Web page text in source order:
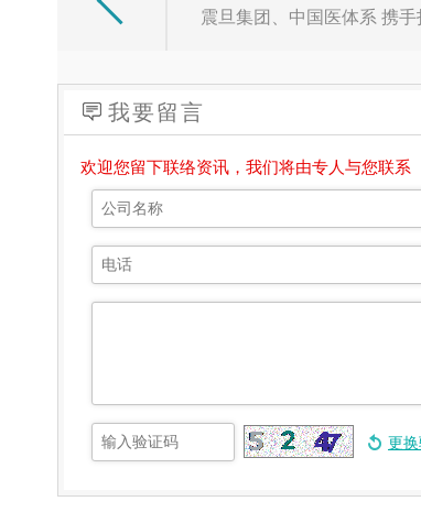
震旦集团、中国医体系 携
我要留言
欢迎您留下联络资讯，我们将由专人与您联系